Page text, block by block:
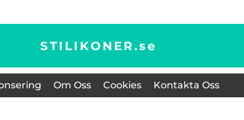
STILIKONER.se
Om Oss Cookies Kontakta Oss